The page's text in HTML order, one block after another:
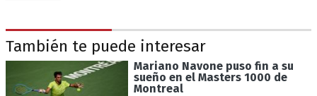
También te puede interesar
Mariano Navone puso fin a su
sueño en el Masters 1000 de
Montreal